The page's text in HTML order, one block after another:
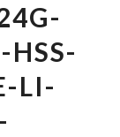
HSS-
LI-